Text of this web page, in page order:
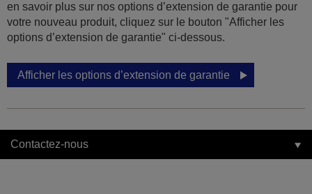
en savoir plus sur nos options d’extension de garantie pour
votre nouveau produit, cliquez sur le bouton "Afficher les
options d’extension de garantie" ci-dessous.
Afficher les options d’extension de garantie
Contactez-nous